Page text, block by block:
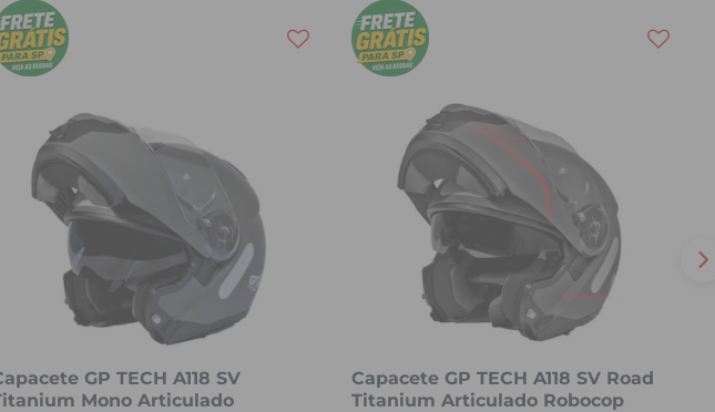
GP TECH A118 SV
Mono Articulado
Capacete GP TECH A118 SV Road
Titanium Articulado Robocop